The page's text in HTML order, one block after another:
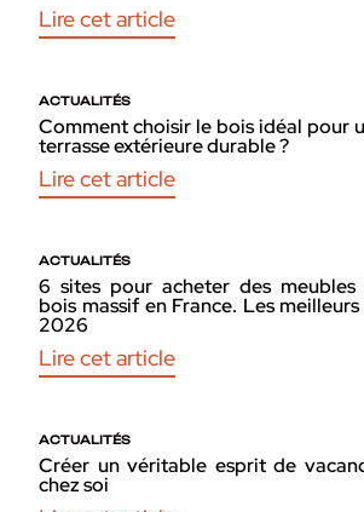
Lire cet article
ACTUALITÉS
Comment choisir le bois idéal pour
terrasse extérieure durable ?
Lire cet article
ACTUALITÉS
6 sites pour acheter des meubles
bois massif en France. Les
2026
Lire cet article
ACTUALITÉS
Créer un véritable esprit de
chez soi